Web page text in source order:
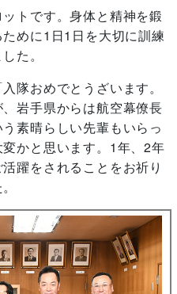
トです。身体と精神を鍛
めに1日1日を大切に訓練
た。
隊おめでとうざいます。
岩手県からは航空幕僚長
素晴らしい先輩もいらっ
かと思います。1年、2年
躍をされることをお祈り